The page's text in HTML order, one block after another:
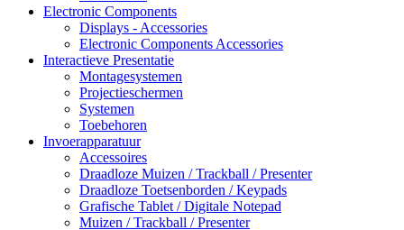
Electronic Components
Displays - Accessories
Electronic Components Accessories
Interactieve Presentatie
Montagesystemen
Projectieschermen
Systemen
Toebehoren
Invoerapparatuur
Accessoires
Draadloze Muizen / Trackball / Presenter
Draadloze Toetsenborden / Keypads
Grafische Tablet / Digitale Notepad
Muizen / Trackball / Presenter